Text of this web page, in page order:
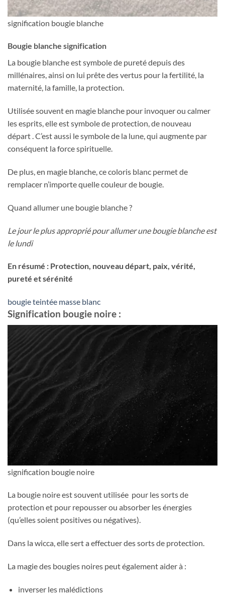
signification bougie blanche
Bougie blanche signification
La bougie blanche est symbole de pureté depuis des
millénaires, ainsi on lui prête des vertus pour la fertilité, la
maternité, la famille, la protection.
Utilisée souvent en magie blanche pour invoquer ou calmer
les esprits, elle est symbole de protection, de nouveau
départ . C’est aussi le symbole de la lune, qui augmente par
conséquent la force spirituelle.
De plus, en magie blanche, ce coloris blanc permet de
remplacer n’importe quelle couleur de bougie.
Quand allumer une bougie blanche ?
Le jour le plus approprié pour allumer une bougie blanche est
le lundi
En résumé : Protection, nouveau départ, paix, vérité,
pureté et sérénité
bougie teintée masse blanc
Signification bougie noire :
signification bougie noire
La bougie noire est souvent utilisée pour les sorts de
protection et pour repousser ou absorber les énergies
(qu’elles soient positives ou négatives).
Dans la wicca, elle sert a effectuer des sorts de protection.
La magie des bougies noires peut également aider à :
inverser les malédictions